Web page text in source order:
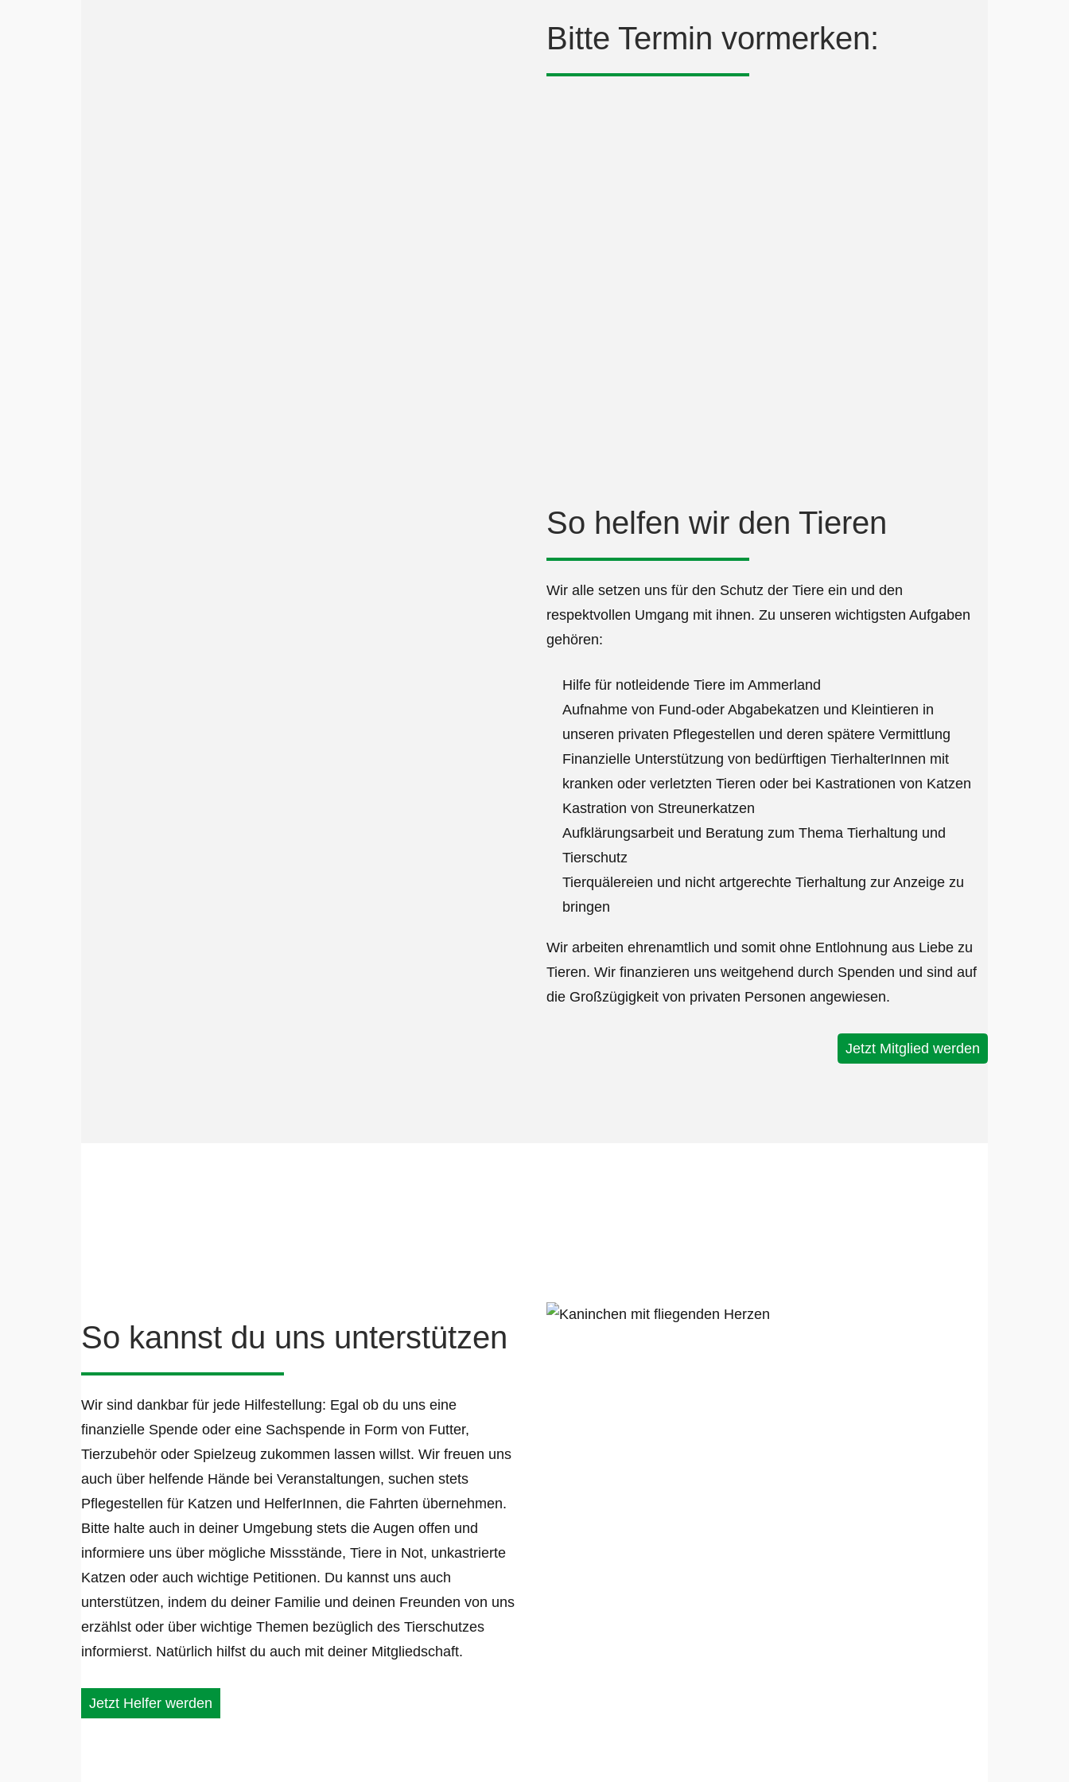
Bitte Termin vormerken:
So helfen wir den Tieren
Wir alle setzen uns für den Schutz der Tiere ein und den
respektvollen Umgang mit ihnen. Zu unseren wichtigsten Aufgaben
gehören:
Hilfe für notleidende Tiere im Ammerland
Aufnahme von Fund-oder Abgabekatzen und Kleintieren in
unseren privaten Pflegestellen und deren spätere Vermittlung
Finanzielle Unterstützung von bedürftigen TierhalterInnen mit
kranken oder verletzten Tieren oder bei Kastrationen von Katzen
Kastration von Streunerkatzen
Aufklärungsarbeit und Beratung zum Thema Tierhaltung und
Tierschutz
Tierquälereien und nicht artgerechte Tierhaltung zur Anzeige zu
bringen
Wir arbeiten ehrenamtlich und somit ohne Entlohnung aus Liebe zu
Tieren. Wir finanzieren uns weitgehend durch Spenden und sind auf
die Großzügigkeit von privaten Personen angewiesen.
Jetzt Mitglied werden
So kannst du uns unterstützen
Wir sind dankbar für jede Hilfestellung: Egal ob du uns eine
finanzielle Spende oder eine Sachspende in Form von Futter,
Tierzubehör oder Spielzeug zukommen lassen willst. Wir freuen uns
auch über helfende Hände bei Veranstaltungen, suchen stets
Pflegestellen für Katzen und HelferInnen, die Fahrten übernehmen.
Bitte halte auch in deiner Umgebung stets die Augen offen und
informiere uns über mögliche Missstände, Tiere in Not, unkastrierte
Katzen oder auch wichtige Petitionen. Du kannst uns auch
unterstützen, indem du deiner Familie und deinen Freunden von uns
erzählst oder über wichtige Themen bezüglich des Tierschutzes
informierst. Natürlich hilfst du auch mit deiner Mitgliedschaft.
Jetzt Helfer werden